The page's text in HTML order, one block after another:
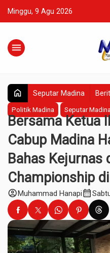
Minggu, 9 Agu 2026
menu
home Seputar Madina
Politik Madina
Seputar Madina
Bersama Ketua
Cabup Madina
Bahas Kejurnas
Championship
account_circleMuhammad Hanapicalendar_month